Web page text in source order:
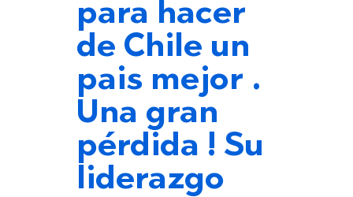
para hacer
de Chile un
pais mejor .
Una gran
pérdida ! Su
liderazgo